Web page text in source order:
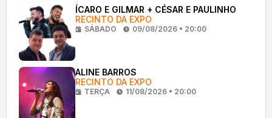
ÍCARO E GILMAR + CÉSAR E PAULINHO
RECINTO DA EXPO
SÁBADO 09/08/2026 • 20:00
ALINE BARROS
RECINTO DA EXPO
TERÇA 11/08/2026 • 20:00